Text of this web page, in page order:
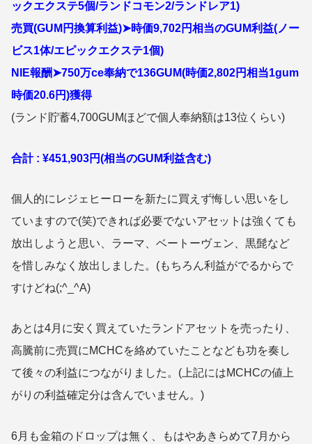
ックエクステ5個/ランドコモン2/ランドレア1)
売買(GUM円換算利益)➤時価9,702円相当のGUM利益(ノー
ビス1体/エピックエクステ1個)
NIE報酬➤750万ce奉納で136GUM(時価2,802円相当1gum
時価20.6円)獲得
(ランド貯蓄4,700GUMほどで個人奉納額は13位くらい)
合計 : ¥451,903円(相当のGUM利益含む)
個人的にレジェヒーローを新たに買えず悔しい思いをし
ていますので(笑)できれば必要でないアセットは強くても
放出しようと思い、ラーマ、ベートーヴェン、黒髭など
を惜しみなく放出しました。(もちろん利益がでるからで
すけどね(;^_^A)
あとは4月に安く買えていたランドアセットを売ったり、
高騰前に売買にMCHCを絡めていたことなども功を奏し
て後々の利益につながりました。(上記にはMCHCの値上
がりの利益確定分は含んでいません。)
6月も金箱のドロップは無く、もはやあきらめて7月から